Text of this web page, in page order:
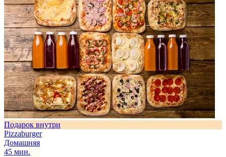
Подарок внутри
Pizzaburger
Домашняя
45 мин.